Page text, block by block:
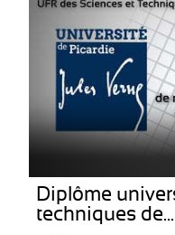
Diplôme
techniques de...